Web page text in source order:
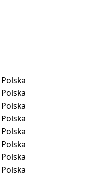
Polska
Polska
Polska
Polska
Polska
Polska
Polska
Polska